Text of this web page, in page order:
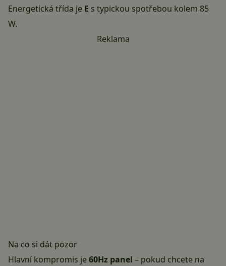
Energetická třída je E s typickou spotřebou kolem 85
W.
Reklama
Na co si dát pozor
Hlavní kompromis je60Hz panel – pokud chcete na